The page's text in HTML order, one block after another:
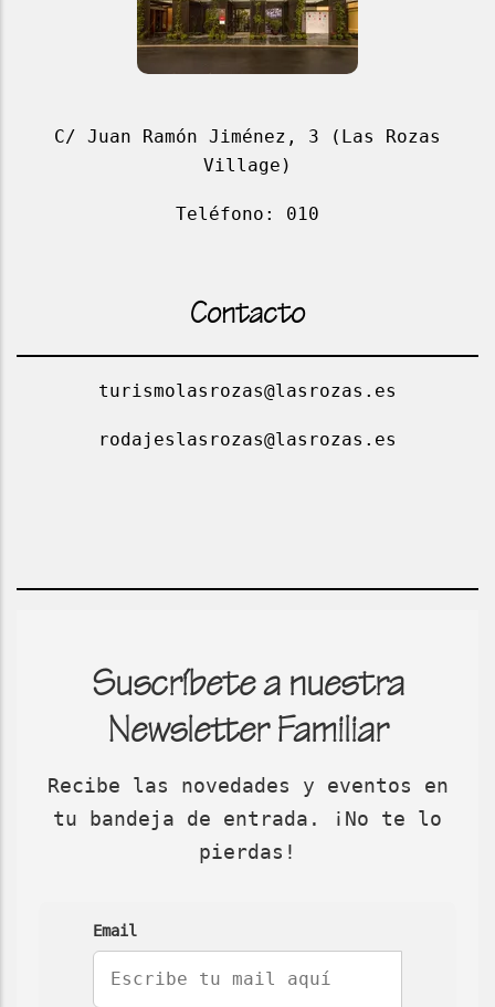
C/ Juan Ramón Jiménez, 3 (Las Rozas
Village)
Teléfono: 010
Contacto
turismolasrozas@lasrozas.es
rodajeslasrozas@lasrozas.es
Suscríbete a nuestra
Newsletter Familiar
Recibe las novedades y eventos en
tu bandeja de entrada. ¡No te lo
pierdas!
Email